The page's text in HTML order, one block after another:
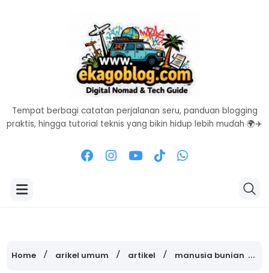
Tempat berbagi catatan perjalanan seru, panduan blogging
praktis, hingga tutorial teknis yang bikin hidup lebih mudah 🌍✈️
Home arikel umum artikel manusia bunian